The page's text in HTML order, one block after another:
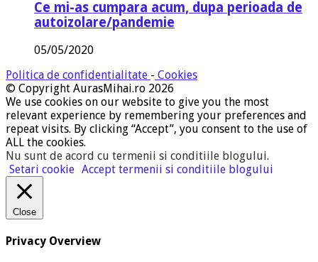
Ce mi-as cumpara acum, dupa perioada de
autoizolare/pandemie
05/05/2020
Politica de confidentialitate - Cookies
© Copyright AurasMihai.ro 2026
We use cookies on our website to give you the most
relevant experience by remembering your preferences and
repeat visits. By clicking “Accept”, you consent to the use of
ALL the cookies.
Nu sunt de acord cu termenii si conditiile blogului.
Setari cookie Accept termenii si conditiile blogului
Close
Privacy Overview